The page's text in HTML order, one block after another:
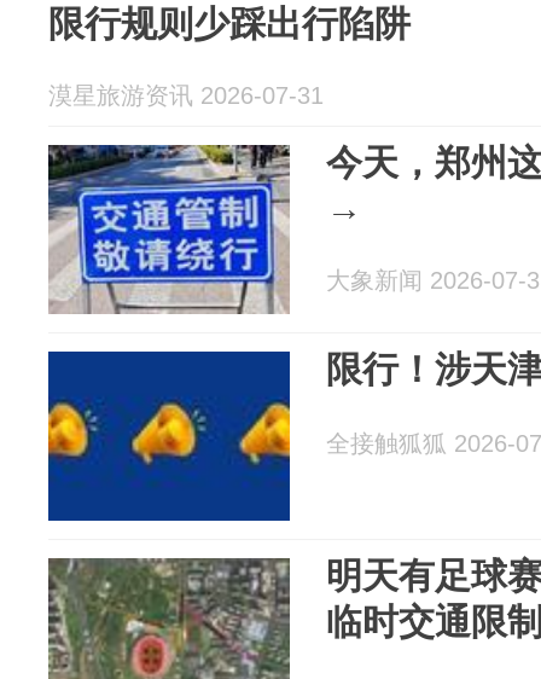
限行规则少踩出行陷阱
漠星旅游资讯 2026-07-31
今天，郑州
→
大象新闻 2026-07-
限行！涉天
全接触狐狐 2026-
明天有足球
临时交通限